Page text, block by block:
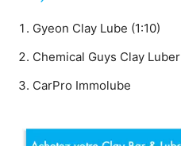
Gyeon Clay Lube (1:10)
Chemical Guys Clay Luber
CarPro Immolube